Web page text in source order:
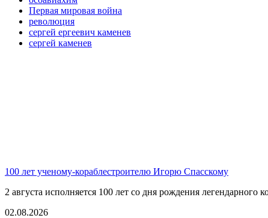
Первая мировая война
революция
сергей ергеевич каменев
сергей каменев
100 лет ученому-кораблестроителю Игорю Спасскому
2 августа исполняется 100 лет со дня рождения
02.08.2026